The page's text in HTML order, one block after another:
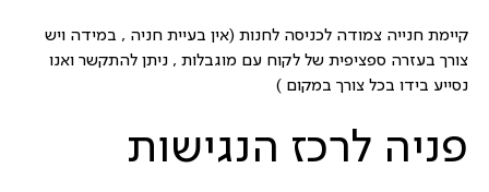
קיימת חנייה צמודה לכניסה לחנות (אין בעיית חניה , במידה ויש
צורך בעזרה ספציפית של לקוח עם מוגבלות , ניתן להתקשר ואנו
נסייע בידו בכל צורך במקום )
פניה לרכז הנגישות